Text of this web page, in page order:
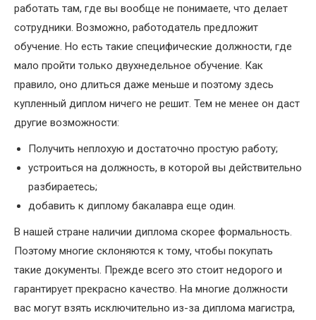
работать там, где вы вообще не понимаете, что делает
сотрудники. Возможно, работодатель предложит
обучение. Но есть такие специфические должности, где
мало пройти только двухнедельное обучение. Как
правило, оно длиться даже меньше и поэтому здесь
купленный диплом ничего не решит. Тем не менее он даст
другие возможности:
Получить неплохую и достаточно простую работу;
устроиться на должность, в которой вы действительно
разбираетесь;
добавить к диплому бакалавра еще один.
В нашей стране наличии диплома скорее формальность.
Поэтому многие склоняются к тому, чтобы покупать
такие документы. Прежде всего это стоит недорого и
гарантирует прекрасно качество. На многие должности
вас могут взять исключительно из-за диплома магистра,